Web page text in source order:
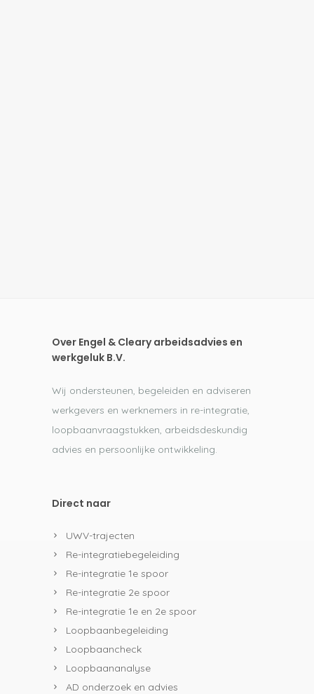
Over Engel & Cleary arbeidsadvies en
werkgeluk B.V.
Wij ondersteunen, begeleiden en adviseren
werkgevers en werknemers in re-integratie,
loopbaanvraagstukken, arbeidsdeskundig
advies en persoonlijke ontwikkeling.
Direct naar
UWV-trajecten
Re-integratiebegeleiding
Re-integratie 1e spoor
Re-integratie 2e spoor
Re-integratie 1e en 2e spoor
Loopbaanbegeleiding
Loopbaancheck
Loopbaananalyse
AD onderzoek en advies